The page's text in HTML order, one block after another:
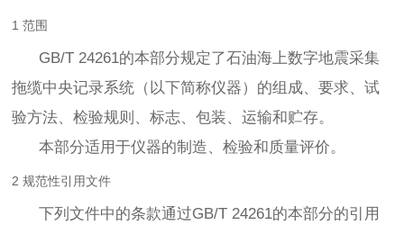
1 范围
GB/T 24261的本部分规定了石油海上数字地震采集
拖缆中央记录系统（以下简称仪器）的组成、要求、试
验方法、检验规则、标志、包装、运输和贮存。
本部分适用于仪器的制造、检验和质量评价。
2 规范性引用文件
下列文件中的条款通过GB/T 24261的本部分的引用